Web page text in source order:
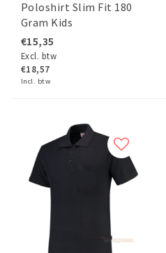
Poloshirt Slim Fit 180
Gram Kids
€15,35
Excl. btw
€18,57
Incl. btw